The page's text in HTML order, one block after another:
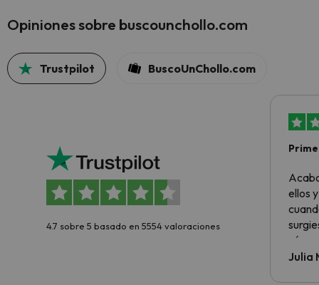
Opiniones sobre buscounchollo.com
Trustpilot BuscoUnChollo.com
4.7 sobre 5 basado en 5554 valoraciones
ellos
todo
Julia